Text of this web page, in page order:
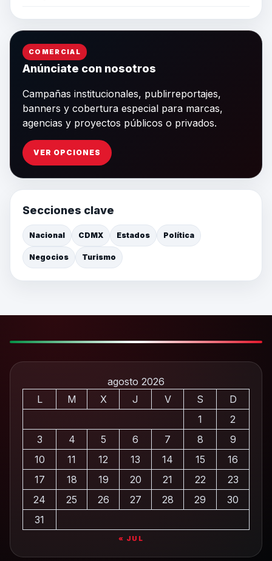
COMERCIAL
Anúnciate con nosotros
Campañas institucionales, publirreportajes,
banners y cobertura especial para marcas,
agencias y proyectos públicos o privados.
VER OPCIONES
Secciones clave
Nacional CDMX Estados Política
Negocios Turismo
agosto 2026
L
M X J V S
D
1
2
3
4 5 6 7 8
9
10
11 12 13 14 15
16
17
18 19 20 21 22
23
24
25 26 27 28 29
30
31
« JUL